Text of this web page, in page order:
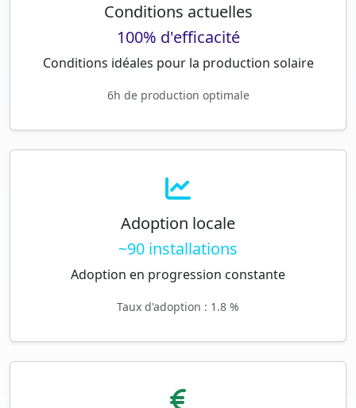
Conditions actuelles
100% d'efficacité
Conditions idéales pour la production solaire
6h de production optimale
Adoption locale
~90 installations
Adoption en progression constante
Taux d'adoption : 1.8 %